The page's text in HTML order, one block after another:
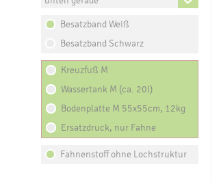
Besatzband Weiß
Besatzband Schwarz
Kreuzfuß M
Wassertank M (ca. 20l)
Bodenplatte M 55x55cm, 12kg
Ersatzdruck, nur Fahne
Fahnenstoff ohne Lochstruktur